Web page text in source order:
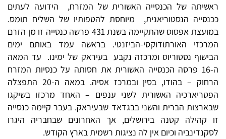
ראשיתה של הכנסייה האשורית של המזרח, הידועה לעתים
ככנסייה הנסטוריאנית, מיוחסת להטפותיו של השליח תומס.
במועצת אפסוס שהתקיימה בשנת 431 פרשה כנסייה זו מן הזרם
המרכזי האורתודוקסי-הביזנטי. בראשה עמד באותם ימים
הבישוף נסטוריוס ומרכזה נקבע בעיראק של ימינו. עד המאה
ה-16 פרסה הכנסייה האשורית את חסותה על כנסיות המזרח
הרחוק – בהודו, בסין ובמרכז אסיה. במאה ה-20 התפצלה
הפטריארכיה האשורית לשני ענפים – האחד מרכזו בשיקגו
שבארצות הברית והשני בבגדאד שבעיראק. בעבר קיימה כנסייה
זו קהילה קטנה בירושלים, אך האחרונים שבחבריה היגרו
לסקנדינביה וכיום אין לה נציגות רשמית בארץ הקודש.